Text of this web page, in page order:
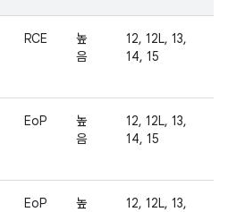
RCE
높
음
12, 12L, 13,
14, 15
EoP
높
음
12, 12L, 13,
14, 15
EoP
높
12, 12L, 13,